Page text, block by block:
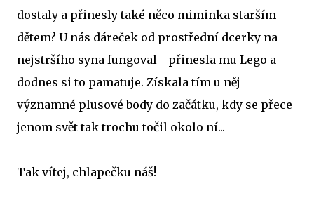
dostaly a přinesly také něco miminka starším
dětem? U nás dáreček od prostřední dcerky na
nejstršího syna fungoval - přinesla mu Lego a
dodnes si to pamatuje. Získala tím u něj
významné plusové body do začátku, kdy se přece
jenom svět tak trochu točil okolo ní...
Tak vítej, chlapečku náš!